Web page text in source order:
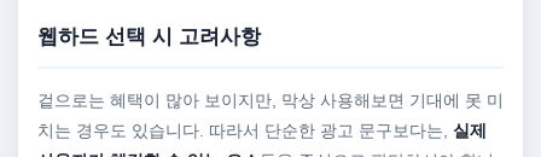
웹하드 선택 시 고려사항
겉으로는 혜택이 많아 보이지만, 막상 사용해보면 기대에 못 미
치는 경우도 있습니다. 따라서 단순한 광고 문구보다는, 실제